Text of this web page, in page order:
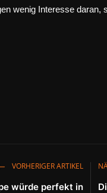
wenig Interesse
VORHERIGER ARTIKEL
würde perfekt in